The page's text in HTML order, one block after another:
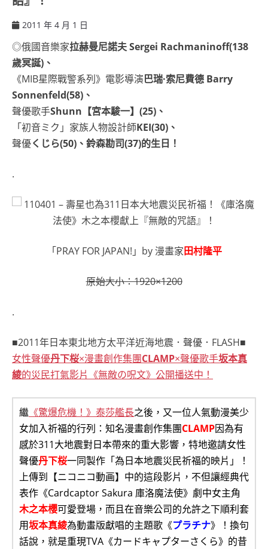
2011 年 4 月 1 日
◎俄國音樂家拉赫曼尼諾夫 Sergei Rachmaninoff(138
歲冥誕)、
《MIB星際戰警系列》電影導演巴瑞·索尼費德 Barry
Sonnenfeld(58)、
聲優歌手Shunn【宮本駿一】(25)、
「初音ミク」家族人物設計師KEI(30)、
聲優くじら(50)、鈴森勘司(37)的生日！
.
「PRAY FOR JAPAN!」by 漫畫家田村隆平
原始大小：1920×1200
.
■2011年日本東北地方太平洋近海地震．聲優．FLASH■
女性聲優丹下桜×漫畫創作集團CLAMP×聲優歌手坂本真
綾的災民打氣影片《無敵の呪文》公開播送中！
繼 《驚爆危機！》泰莎艦長之後，又一位人氣動漫美少
女加入祈福的行列：知名漫畫創作集團CLAMP因為有
感於311大地震對日本帶來的重大影響，特地邀請女性
聲優丹下桜一同製作「為日本地震災民祈福的映片」！
上傳到【ニコニコ動画】中的這段影片，不但讓經典代
表作《Cardcaptor Sakura 庫洛魔法使》劇中女主角
木之本櫻可愛登場，而且在音樂公司的允許之下順利套
用坂本真綾為動畫版獻唱的主題歌《プラチナ》！換句
話說，就是重現TVA《カードキャプターさくら》的昔